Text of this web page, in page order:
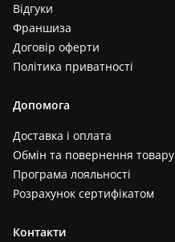
Відгуки
Франшиза
Договір оферти
Політика приватності
Допомога
Доставка і оплата
Обмін та повернення товару
Програма лояльності
Розрахунок сертифікатом
Контакти